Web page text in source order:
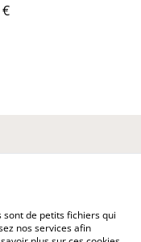
sont de petits fichiers qui
nos services afin